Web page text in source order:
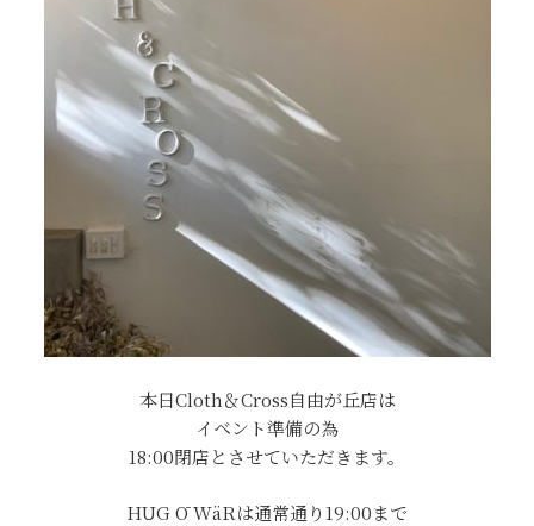
本日Cloth＆Cross自由が丘店は
イベント準備の為
18:00閉店とさせていただきます。
HUG Ō WäRは通常通り19:00まで